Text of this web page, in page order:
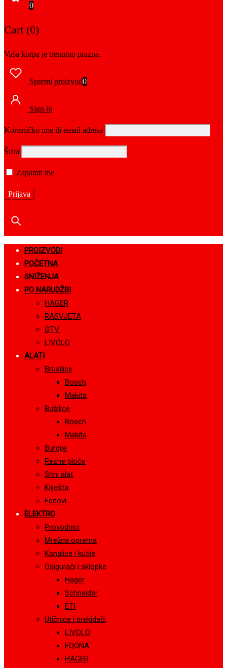
0
Cart (0)
Vaša korpa je trenutno prazna.
Spremi proizvod0
Sign in
Korisničko ime ili email adresa
Šifra
Zapamti me
PROIZVODI
POČETNA
SNIŽENJA
PO NARUDŽBI
HAGER
RASVJETA
GTV
LIVOLO
ALATI
Brusilice
Bosch
Makita
Bušilice
Bosch
Makita
Burgije
Rezne ploče
Sitni alat
Kliješta
Fenovi
ELEKTRO
Provodnici
Mrežna oprema
Kanalice i kutije
Osigurači i sklopke
Hager
Schneider
ETI
Utičnice i prekidači
LIVOLO
EQONA
HAGER